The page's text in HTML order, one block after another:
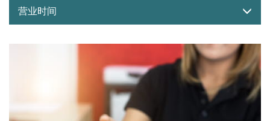
营业时间